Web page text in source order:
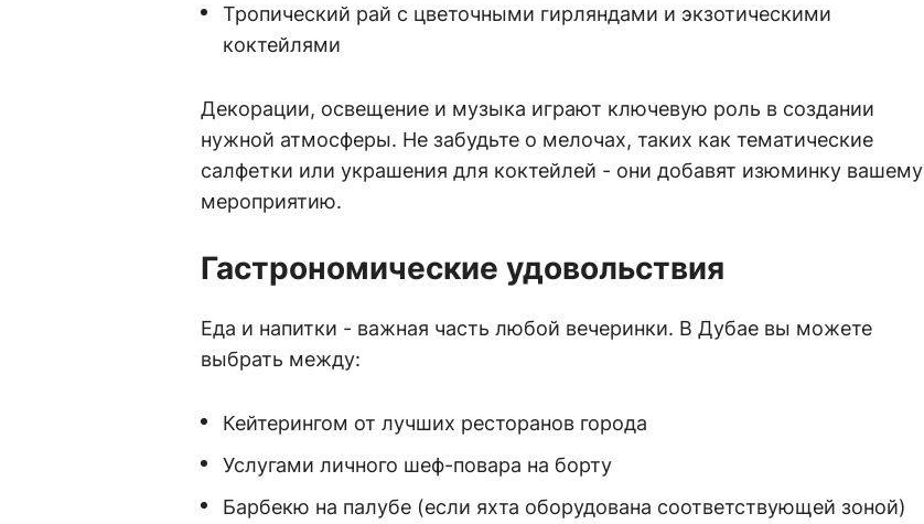
Тропический рай с цветочными гирляндами и экзотическими
коктейлями
Декорации, освещение и музыка играют ключевую роль в создании
нужной атмосферы. Не забудьте о мелочах, таких как тематические
салфетки или украшения для коктейлей - они добавят изюминку вашему
мероприятию.
Гастрономические удовольствия
Еда и напитки - важная часть любой вечеринки. В Дубае вы можете
выбрать между:
Кейтерингом от лучших ресторанов города
Услугами личного шеф-повара на борту
Барбекю на палубе (если яхта оборудована соответствующей зоной)